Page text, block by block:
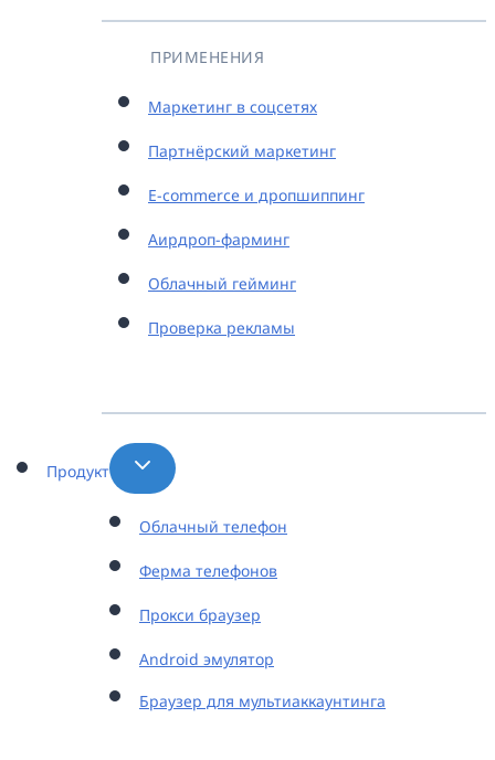
ПРИМЕНЕНИЯ
Маркетинг в соцсетях
Партнёрский маркетинг
E-commerce и дропшиппинг
Аирдроп-фарминг
Облачный гейминг
Проверка рекламы
Продукт
Облачный телефон
Ферма телефонов
Прокси браузер
Android эмулятор
Браузер для мультиаккаунтинга